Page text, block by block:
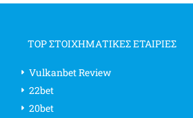
TOP ΣΤΟΙΧΗΜΑΤΙΚΕΣ ΕΤΑΙΡΙΕΣ
Vulkanbet Review
22bet
20bet